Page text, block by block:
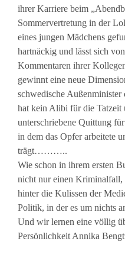
ihrer Karriere beim
Sommervertretung in der
eines jungen Mädchens
hartnäckig und lässt sich
Kommentaren ihrer
gewinnt eine neue
schwedische
hat kein Alibi für die Tatzeit
unterschriebene Quittung
in dem das Opfer arbeitete
trägt………..
Wie schon in ihrem ersten
nicht nur einen
hinter die Kulissen der
Politik, in der es um nichts
Und wir lernen eine völlig
Persönlichkeit Annika